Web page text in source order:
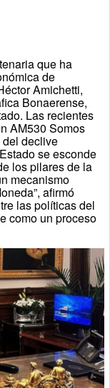
que ha
de
Amichetti,
Bonaerense,
Las recientes
AM530 Somos
declive
se esconde
los pilares de la
mecanismo
afirmó
las políticas del
como un proceso